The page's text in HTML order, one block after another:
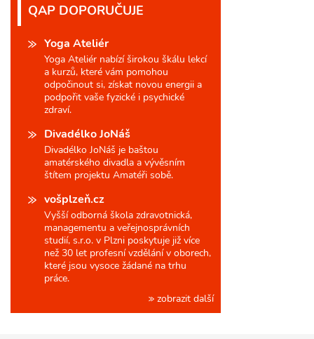
QAP DOPORUČUJE
Yoga Ateliér
Yoga Ateliér nabízí širokou škálu lekcí
a kurzů, které vám pomohou
odpočinout si, získat novou energii a
podpořit vaše fyzické i psychické
zdraví.
Divadélko JoNáš
Divadélko JoNáš je baštou
amatérského divadla a vývěsním
štítem projektu Amatéři sobě.
vošplzeň.cz
Vyšší odborná škola zdravotnická,
managementu a veřejnosprávních
studií, s.r.o. v Plzni poskytuje již více
než 30 let profesní vzdělání v oborech,
které jsou vysoce žádané na trhu
práce.
zobrazit další